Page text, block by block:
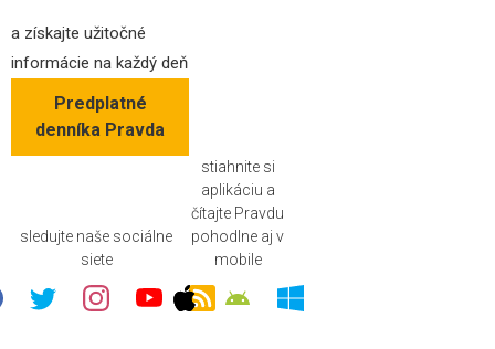
a získajte užitočné
informácie na každý deň
Predplatné
denníka Pravda
sledujte naše sociálne
siete
stiahnite si
aplikáciu a
čítajte Pravdu
pohodlne aj v
mobile